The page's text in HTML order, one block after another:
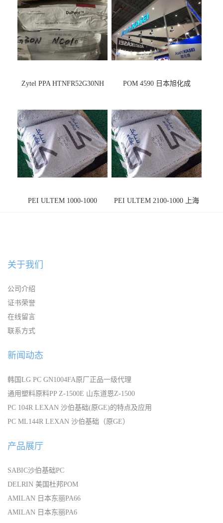
Zytel PPA HTNFR52G30NH POM 4590 日本旭化成
PEI ULTEM 1000-1000
PEI ULTEM 2100-1000 上海
关于我们
公司介绍
证书荣誉
在线留言
联系方式
新闻动态
韩国LG PC GN1004FA原厂正品一级代理
通用塑料原料PP Z-1500E 山东道恩Z-1500
PC 104R LEXAN 沙伯基础(原GE)的特点及应用
PC ML144R LEXAN 沙伯基础（原GE）
产品展厅
SABIC沙伯基础PC
DELRIN 美国杜邦POM
AMILAN 日本东丽PA66
AMILAN 日本东丽PA6